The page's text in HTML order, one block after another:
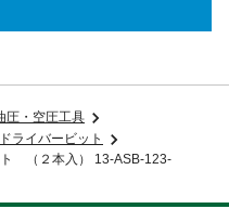
圧・空圧工具
ライバービット
ト （２本入） 13-ASB-123-